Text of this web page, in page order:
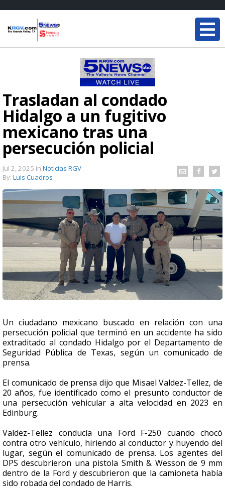
Trasladan al condado
Hidalgo a un fugitivo
mexicano tras una
persecución policial
Jul 2, 2025 in Noticias RGV
By: Luis Cuadros
Un ciudadano mexicano buscado en relación con una
persecución policial que terminó en un accidente ha sido
extraditado al condado Hidalgo por el Departamento de
Seguridad Pública de Texas, según un comunicado de
prensa.
El comunicado de prensa dijo que Misael Valdez-Tellez, de
20 años, fue identificado como el presunto conductor de
una persecución vehicular a alta velocidad en 2023 en
Edinburg.
Valdez-Tellez conducía una Ford F-250 cuando chocó
contra otro vehículo, hiriendo al conductor y huyendo del
lugar, según el comunicado de prensa. Los agentes del
DPS descubrieron una pistola Smith & Wesson de 9 mm
dentro de la Ford y descubrieron que la camioneta había
sido robada del condado de Harris.